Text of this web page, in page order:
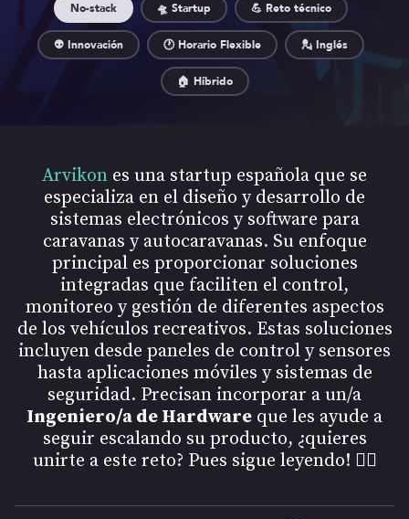
No-stack 🛸 Startup 💪 Reto técnico
👽 Innovación 🕐 Horario Flexible 💂 Inglés
🏠 Híbrido
Arvikon es una startup española que se
especializa en el diseño y desarrollo de
sistemas electrónicos y software para
caravanas y autocaravanas. Su enfoque
principal es proporcionar soluciones
integradas que faciliten el control,
monitoreo y gestión de diferentes aspectos
de los vehículos recreativos. Estas soluciones
incluyen desde paneles de control y sensores
hasta aplicaciones móviles y sistemas de
seguridad. Precisan incorporar a un/a
Ingeniero/a de Hardware que les ayude a
seguir escalando su producto, ¿quieres
unirte a este reto? Pues sigue leyendo! 👇🏻